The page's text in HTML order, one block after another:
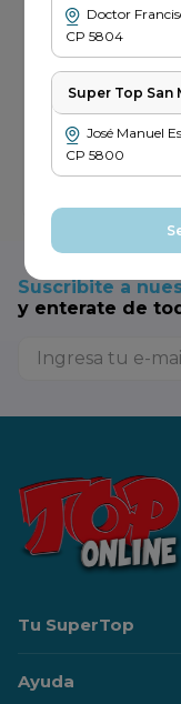
Doctor
CP5804
Super Top San
José Manuel
CP5800
Palo x 500gr
$
PRECIO SIN IMPUESTOS
NACIONALES $ 2892
－
Suscribite a
y enterate de
Tu SuperTop
Ayuda